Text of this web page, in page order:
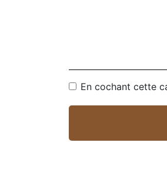
En cochant cette